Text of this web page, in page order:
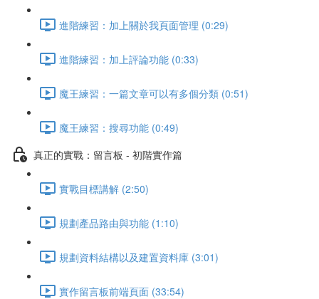
進階練習：加上關於我頁面管理 (0:29)
進階練習：加上評論功能 (0:33)
魔王練習：一篇文章可以有多個分類 (0:51)
魔王練習：搜尋功能 (0:49)
真正的實戰：留言板 - 初階實作篇
實戰目標講解 (2:50)
規劃產品路由與功能 (1:10)
規劃資料結構以及建置資料庫 (3:01)
實作留言板前端頁面 (33:54)